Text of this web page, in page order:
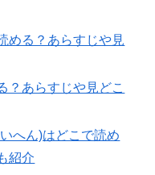
める？あらすじや見
？あらすじや見どこ
へん)はどこで読め
紹介